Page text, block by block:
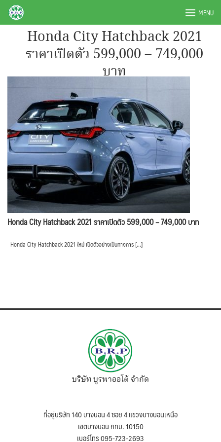
SkipBRPAUTO.COM MENU
Honda City Hatchback 2021
ราคาเปิดตัว 599,000 – 749,000
บาท
Honda City Hatchback 2021 ราคาเปิดตัว 599,000 – 749,000 บาท
Honda City Hatchback 2021 ใหม่ เปิดตัวอย่างเป็นทางการ […]
บริษัท บูรพาออโต้ จำกัด
ที่อยู่บริษัท 140 บางบอน 4 ซอย 4 แขวงบางบอนเหนือ
เขตบางบอน กทม. 10150
เบอร์โทร 095-723-2693